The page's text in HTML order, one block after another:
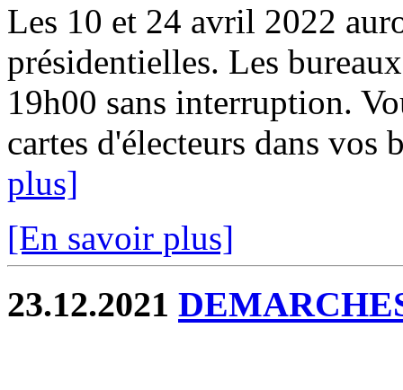
Les 10 et 24 avril 2022
présidentielles. Les
19h00 sans interruption.
cartes d'électeurs dans vos
plus]
[En savoir plus]
23.12.2021